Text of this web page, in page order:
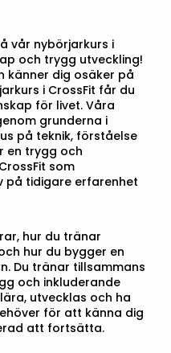
vår nybörjarkurs i
och trygg utveckling!
känner dig osäker på
i CrossFit får du
för livet. Våra
grunderna i
på teknik, förståelse
en trygg och
som
på tidigare erfarenhet
hur du tränar
hur du bygger en
Du tränar tillsammans
och inkluderande
utvecklas och ha
för att känna dig
att fortsätta.